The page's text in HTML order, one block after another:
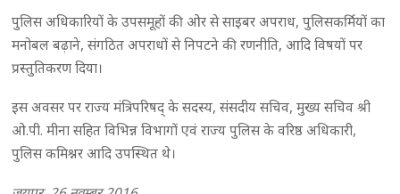
पुलिस अधिकारियों के उपसमूहों की ओर से साइबर अपराध, पुलिसकर्मियों का
मनोबल बढ़ाने, संगठित अपराधों से निपटने की रणनीति, आदि विषयों पर
प्रस्तुतिकरण दिया।
इस अवसर पर राज्य मंत्रिपरिषद् के सदस्य, संसदीय सचिव, मुख्य सचिव श्री
ओ.पी. मीना सहित विभिन्न विभागों एवं राज्य पुलिस के वरिष्ठ अधिकारी,
पुलिस कमिश्नर आदि उपस्थित थे।